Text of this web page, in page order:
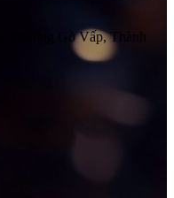
Phường Gò Vấp, Thành